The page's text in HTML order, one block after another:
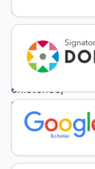
230202
Keywords:
neoliberalism,
dissonances,
existence,
living
well,
pedagogy